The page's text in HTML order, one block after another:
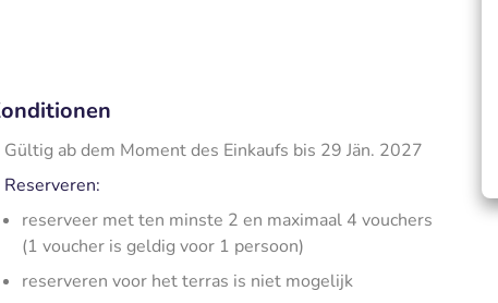
Gültig ab dem Moment des Einkaufs bis 29 Jän. 2027
Reserveren:
reserveer met ten minste 2 en maximaal 4 vouchers
(1 voucher is geldig voor 1 persoon)
reserveren voor het terras is niet mogelijk